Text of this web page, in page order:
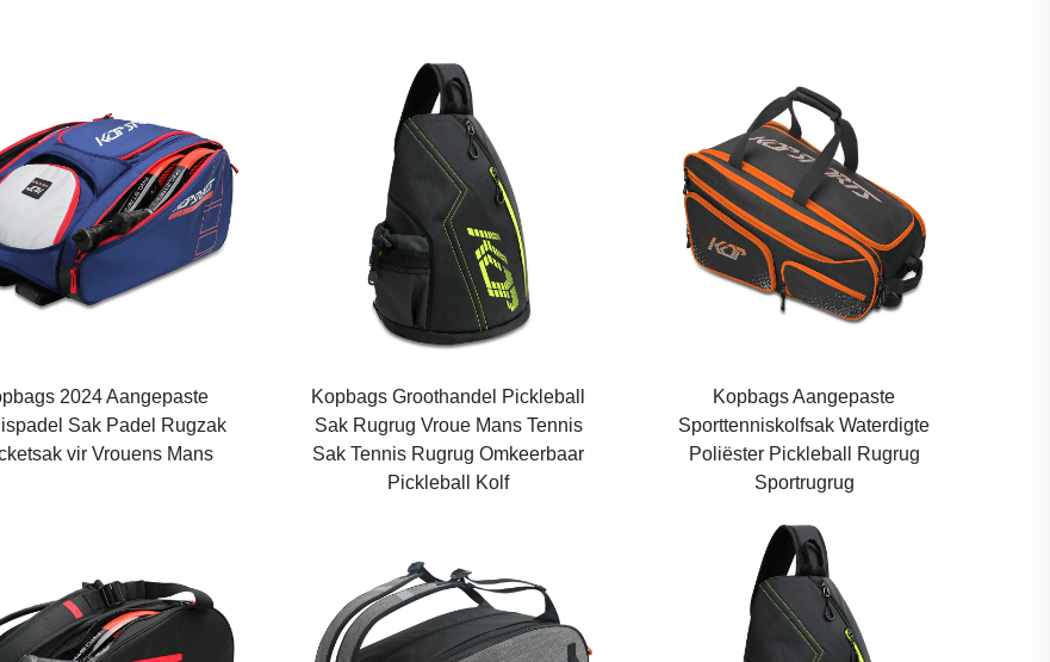
2024 Aangepaste
Sak Padel Rugzak
vir Vrouens Mans
Kopbags Groothandel Pickleball
Sak Rugrug Vroue Mans Tennis
Sak Tennis Rugrug Omkeerbaar
Pickleball Kolf
Kopbags Aangepaste
Sporttenniskolfsak Waterdigte
Poliëster Pickleball Rugrug
Sportrugrug